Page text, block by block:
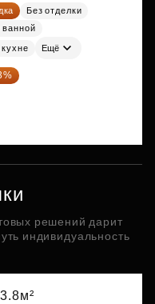
Без отделки
ванной
Ещё
решений дарит
индивидуальность